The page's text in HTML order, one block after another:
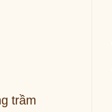
trầm